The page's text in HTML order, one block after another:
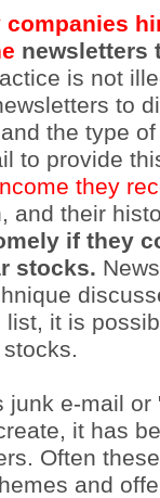
companies
newsletters
is not
to
the type
to provide
they
and their
if they
stocks.
list, it is
junk e-mail
it has
Often
and